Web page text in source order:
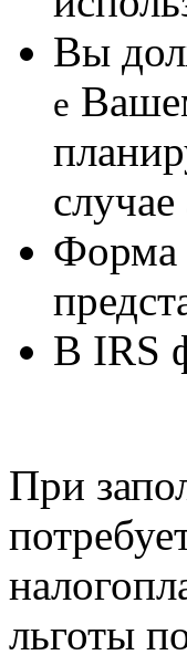
Вы
e
Форма
В IRS
При
льготы